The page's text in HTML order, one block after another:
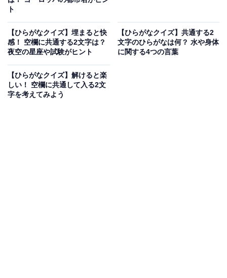
ト
【ひらがなクイズ】埋まると快
感！ 空欄に共通する2文字は？
夜空の星座や試験がヒント
【ひらがなクイズ】共通する2
文字のひらがなは何？ 水や身体
に関する4つの言葉
【ひらがなクイズ】解けると楽
しい！ 空欄に共通して入る2文
字を考えてみよう